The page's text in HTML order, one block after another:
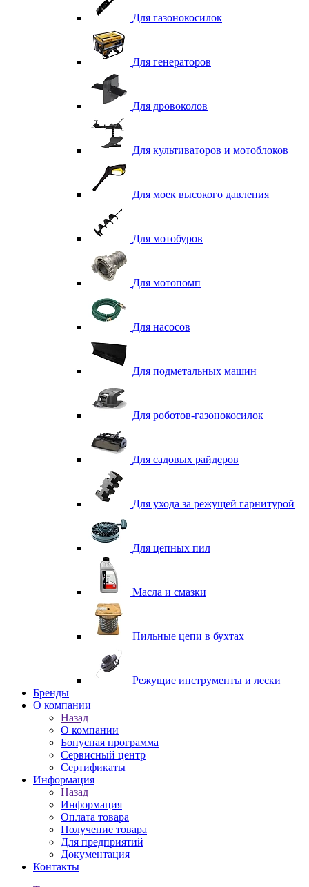
Для газонокосилок
Для генераторов
Для дровоколов
Для культиваторов и мотоблоков
Для моек высокого давления
Для мотобуров
Для мотопомп
Для насосов
Для подметальных машин
Для роботов-газонокосилок
Для садовых райдеров
Для ухода за режущей гарнитурой
Для цепных пил
Масла и смазки
Пильные цепи в бухтах
Режущие инструменты и лески
Бренды
О компании
Назад
О компании
Бонусная программа
Сервисный центр
Сертификаты
Информация
Назад
Информация
Оплата товара
Получение товара
Для предприятий
Документация
Контакты